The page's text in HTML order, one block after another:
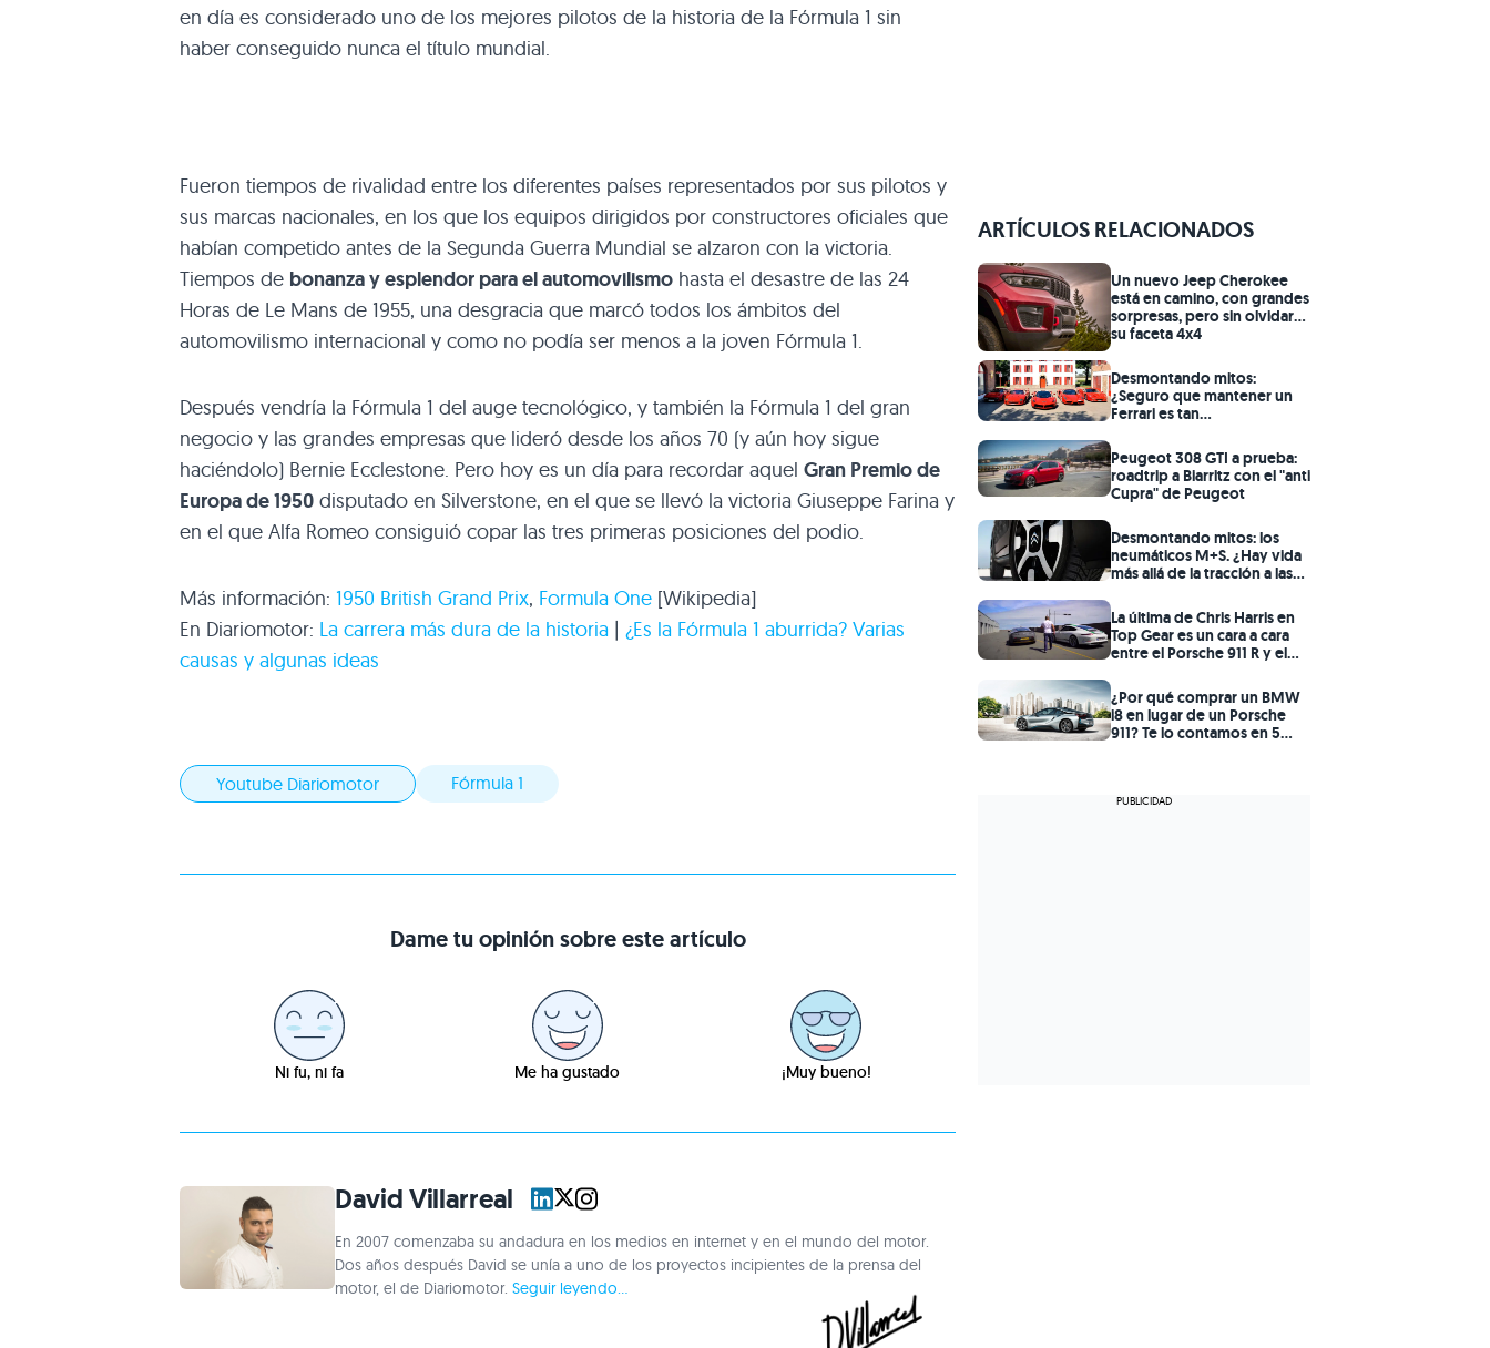
en día es considerado uno de los mejores pilotos de la historia de la Fórmula 1 sin
haber conseguido nunca el título mundial.
Fueron tiempos de rivalidad entre los diferentes países representados por sus pilotos y
sus marcas nacionales, en los que los equipos dirigidos por constructores oficiales que
habían competido antes de la Segunda Guerra Mundial se alzaron con la victoria.
Tiempos de bonanza y esplendor para el automovilismo hasta el desastre de las 24
Horas de Le Mans de 1955, una desgracia que marcó todos los ámbitos del
automovilismo internacional y como no podía ser menos a la joven Fórmula 1.
Después vendría la Fórmula 1 del auge tecnológico, y también la Fórmula 1 del gran
negocio y las grandes empresas que lideró desde los años 70 (y aún hoy sigue
haciéndolo) Bernie Ecclestone. Pero hoy es un día para recordar aquel Gran Premio de
Europa de 1950 disputado en Silverstone, en el que se llevó la victoria Giuseppe Farina y
en el que Alfa Romeo consiguió copar las tres primeras posiciones del podio.
Más información: 1950 British Grand Prix, Formula One [Wikipedia]
En Diariomotor: La carrera más dura de la historia | ¿Es la Fórmula 1 aburrida? Varias
causas y algunas ideas
Youtube Diariomotor Fórmula 1
Dame tu opinión sobre este artículo
Ni fu, ni fa Me ha gustado ¡Muy bueno!
David Villarreal
En 2007 comenzaba su andadura en los medios en internet y en el mundo del motor.
Dos años después David se unía a uno de los proyectos incipientes de la prensa del
motor, el de Diariomotor. Seguir leyendo...
ARTÍCULOS RELACIONADOS
Un nuevo Jeep Cherokee
está en camino, con grandes
sorpresas, pero sin olvidar
su faceta 4x4
Desmontando mitos:
¿Seguro que mantener un
Ferrari es tan
como dicen?
Peugeot 308 GTI a prueba:
roadtrip a Biarritz con el "anti
Cupra" de Peugeot
Desmontando mitos: los
neumáticos M+S. ¿Hay vida
más allá de la tracción a las
La última de Chris Harris en
Top Gear es un cara a cara
entre el Porsche 911 R y el
¿Por qué comprar un BMW
i8 en lugar de un Porsche
911? Te lo contamos en 5